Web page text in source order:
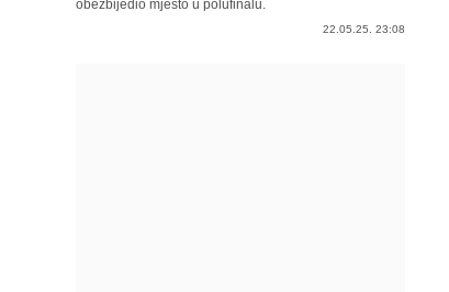
obezbijedio mjesto u polufinalu.
22.05.25. 23:08